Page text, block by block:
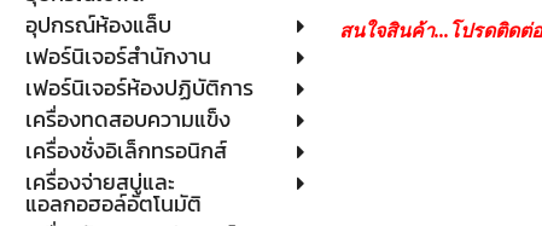
อุปกรณ์ห้องแล็บ
เฟอร์นิเจอร์สำนักงาน
เฟอร์นิเจอร์ห้องปฏิบัติการ
เครื่องทดสอบความแข็ง
เครื่องชั่งอิเล็กทรอนิกส์
เครื่องจ่ายสบู่และ
แอลกอฮอล์อัตโนมัติ
สนใจสินค้า...โปรดติดต่